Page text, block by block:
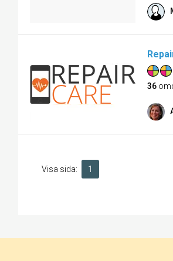
36
Visa sida: 1